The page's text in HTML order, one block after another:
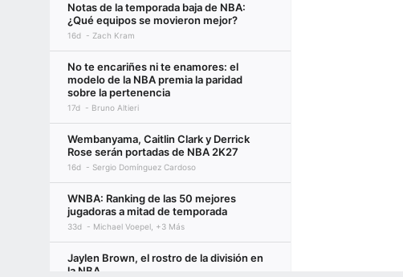
Notas de la temporada baja de NBA:
¿Qué equipos se movieron mejor?
16d Zach Kram
No te encariñes ni te enamores: el
modelo de la NBA premia la paridad
sobre la pertenencia
17d Bruno Altieri
Wembanyama, Caitlin Clark y Derrick
Rose serán portadas de NBA 2K27
16d Sergio Domínguez Cardoso
WNBA: Ranking de las 50 mejores
jugadoras a mitad de temporada
33d Michael Voepel, +3 Más
Jaylen Brown, el rostro de la división en
la NBA